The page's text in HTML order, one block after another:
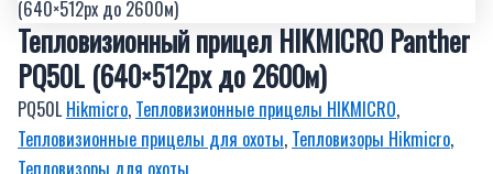
Тепловизионный прицел HIKMICRO Panther
PQ50L (640×512px до 2600м)
PQ50LHikmicro, Тепловизионные прицелы HIKMICRO,
Тепловизионные прицелы для охоты, Тепловизоры Hikmicro,
Тепловизоры для охоты